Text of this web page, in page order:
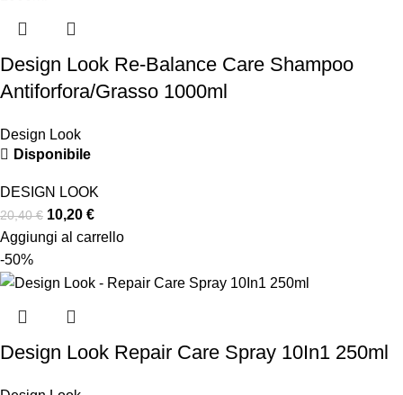
Design Look Re-Balance Care Shampoo
Antiforfora/Grasso 1000ml
Design Look
Disponibile
DESIGN LOOK
20,40€ 10,20 €
Aggiungi al carrello
-50%
Design Look Repair Care Spray 10In1 250ml